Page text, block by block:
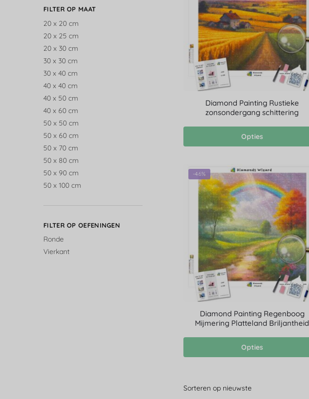
Diamond Painting Rustieke
zonsondergang schittering
Opties
-46%
Diamond Painting Regenboog
Mijmering Platteland Briljantheid
Opties
FILTER OP MAAT
20 x 20 cm
20 x 25 cm
20 x 30 cm
30 x 30 cm
30 x 40 cm
40 x 40 cm
40 x 50 cm
40 x 60 cm
50 x 50 cm
50 x 60 cm
50 x 70 cm
50 x 80 cm
50 x 90 cm
50 x 100 cm
FILTER OP OEFENINGEN
Ronde
Vierkant